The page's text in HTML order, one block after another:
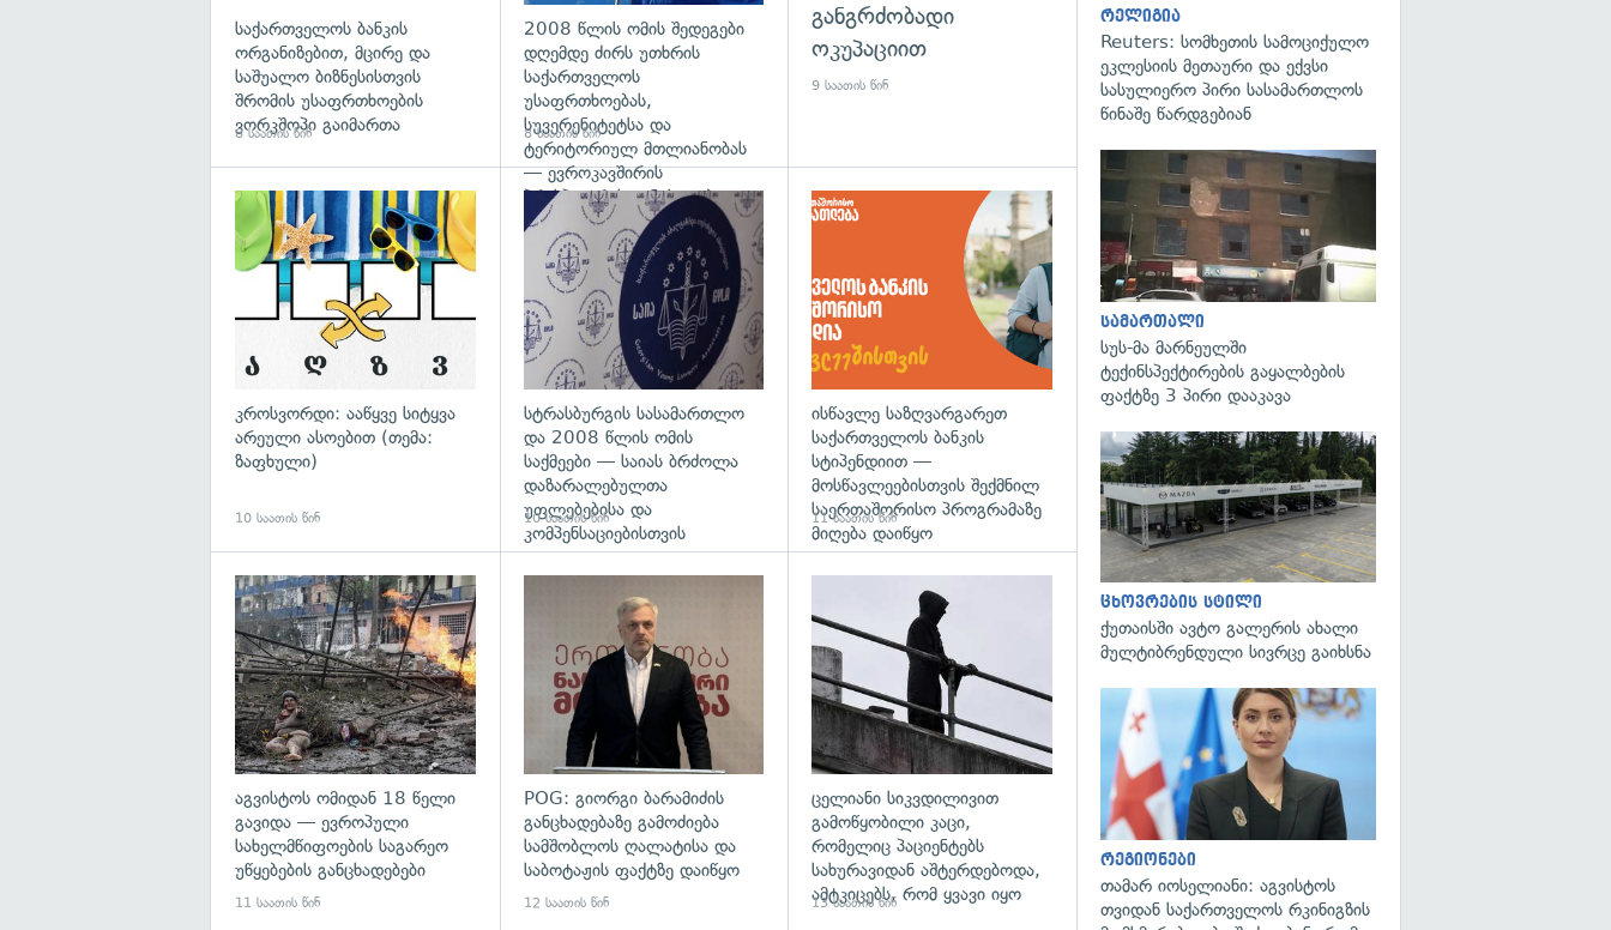
საქართველოს ბანკის
ორგანიზებით, მცირე და
საშუალო ბიზნესისთვის
შრომის უსაფრთხოების
ვორკშოპი გაიმართა
8 საათის წინ
2008 წლის ომის შედეგები
დღემდე ძირს უთხრის
საქართველოს
უსაფრთხოებას,
სუვერენიტეტსა და
ტერიტორიულ მთლიანობას
— ევროკავშირის
პრესპიკერის განცხადება
8 საათის წინ
განგრძობადი
ოკუპაციით
9 საათის წინ
გადახედვა
კროსვორდი: ააწყვე სიტყვა
არეული ასოებით (თემა:
ზაფხული)
10 საათის წინ
გადახედვა
სტრასბურგის სასამართლო
და 2008 წლის ომის
საქმეები — საიას ბრძოლა
დაზარალებულთა
უფლებებისა და
კომპენსაციებისთვის
10 საათის წინ
ისწავლე საზღვარგარეთ
საქართველოს ბანკის
სტიპენდიით —
მოსწავლეებისთვის შექმნილ
საერთაშორისო პროგრამაზე
მიღება დაიწყო
11 საათის წინ
აგვისტოს ომიდან 18 წელი
გავიდა — ევროპული
სახელმწიფოების საგარეო
უწყებების განცხადებები
11 საათის წინ
POG: გიორგი ბარამიძის
განცხადებაზე გამოძიება
სამშობლოს ღალატისა და
საბოტაჟის ფაქტზე დაიწყო
12 საათის წინ
გადახედვა
ცელიანი სიკვდილივით
გამოწყობილი კაცი,
რომელიც პაციენტებს
სახურავიდან აშტერდებოდა,
ამტკიცებს, რომ ყვავი იყო
13 საათის წინ
რელიგია
Reuters: სომხეთის სამოციქულო
ეკლესიის მეთაური და ექვსი
სასულიერო პირი სასამართლოს
წინაშე წარდგებიან
სამართალი
სუს-მა მარნეულში
ტექინსპექტირების გაყალბების
ფაქტზე 3 პირი დააკავა
ცხოვრების სტილი
ქუთაისში ავტო გალერის ახალი
მულტიბრენდული სივრცე გაიხსნა
რეგიონები
თამარ იოსელიანი: აგვისტოს
თვიდან საქართველოს რკინიგზის